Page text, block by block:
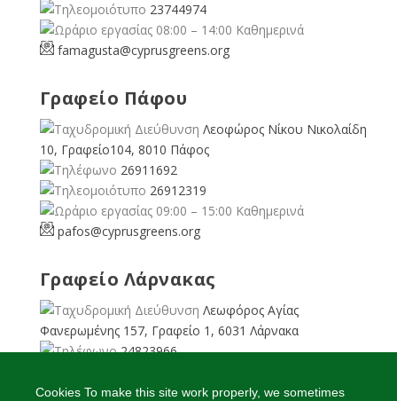
23744974
08:00 – 14:00 Καθημερινά
famagusta@cyprusgreens.org
Γραφείο Πάφου
Λεοφώρος Νίκου Νικολαίδη
10, Γραφείο104, 8010 Πάφος
26911692
26912319
09:00 – 15:00 Καθημερινά
pafos@cyprusgreens.org
Γραφείο Λάρνακας
Λεωφόρος Αγίας
Φανερωμένης 157, Γραφείο 1, 6031 Λάρνακα
24823966
08:00 – 16:00 Καθημερινά
Cookies To make this site work properly, we sometimes